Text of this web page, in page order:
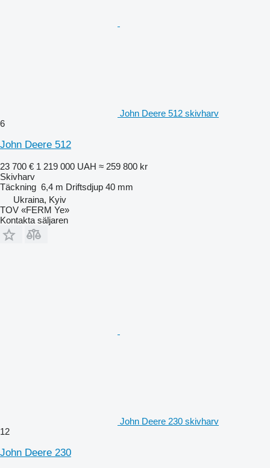
John Deere 512 skivharv
6
John Deere 512
23 700 € 1 219 000 UAH ≈ 259 800 kr
Skivharv
Täckning 6,4 m Driftsdjup 40 mm
Ukraina, Kyiv
TOV «FERM Ye»
Kontakta säljaren
John Deere 230 skivharv
12
John Deere 230